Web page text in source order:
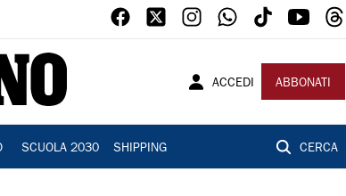
ACCEDI ABBONATI
SCUOLA 2030 SHIPPING CERCA